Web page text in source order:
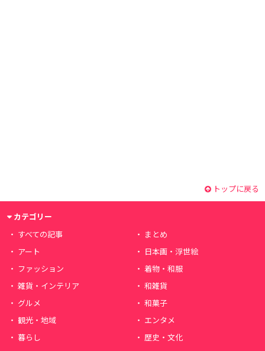
トップに戻る
カテゴリー
すべての記事
まとめ
アート
日本画・浮世絵
ファッション
着物・和服
雑貨・インテリア
和雑貨
グルメ
和菓子
観光・地域
エンタメ
暮らし
歴史・文化